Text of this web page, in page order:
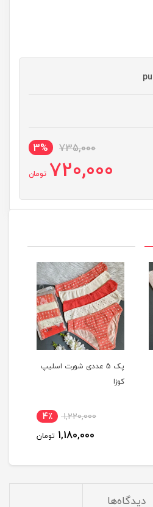
735,000
3%
720,000 تومان
پک 5 عددی شورت اسلیپ
کوزا
1,220,000 4٪
1,180,000 تومان
دیدگاه‌ها